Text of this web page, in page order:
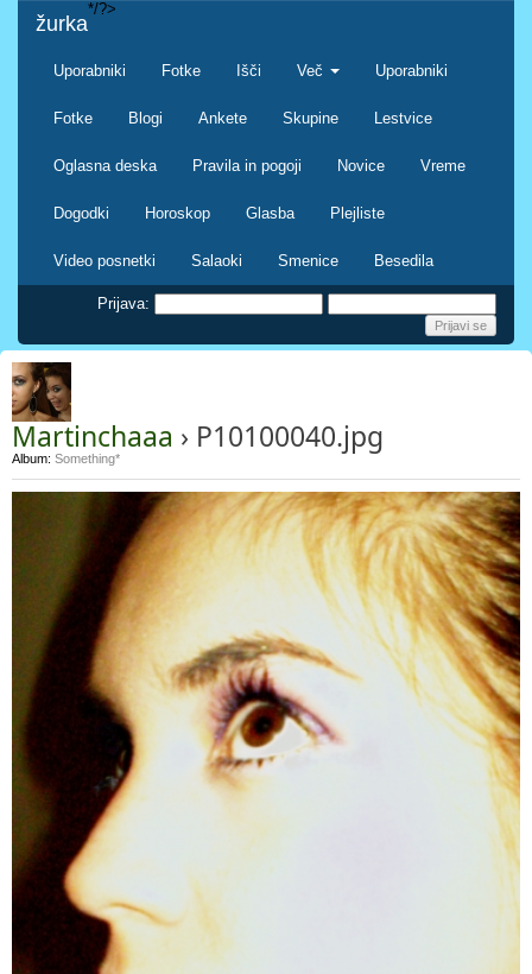
žurka
Uporabniki Fotke Išči Več Uporabniki
Fotke Blogi Ankete Skupine Lestvice
Oglasna deska Pravila in pogoji Novice Vreme
Dogodki Horoskop Glasba Plejliste
Video posnetki Salaoki Smenice Besedila
*/?>
Prijava:
Martinchaaa › P10100040.jpg
Album: Something*